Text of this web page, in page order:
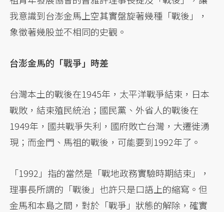
我意識到台澎金馬上空其實盤旋著幾種「戰後」，
象徵著幾股並不相同的史觀。
台澎金馬的「戰爭」時差
台灣本土的戰後在1945年，太平洋戰爭結束，日本
戰敗，結束殖民統治；國民黨、外省人的戰後在
1949年，國共戰爭失利，國府敗亡台灣，大遷徙湧
現；而金門、馬祖的戰後，可能要到1992年了。
「1992」指的當然是「戰地政務實驗時期結束」，
理事長所謂的「戰後」也許只是口語上的縮寫。但
金馬和本島之間，對於「戰爭」狀態的解除，確實